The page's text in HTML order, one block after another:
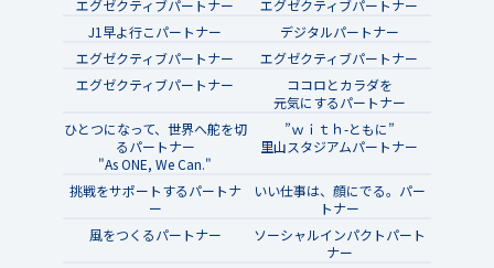
エグゼクティブパートナー
エグゼクティブパートナー
J1早よ行こパートナー
デジタルパートナー
エグゼクティブパートナー
エグゼクティブパートナー
エグゼクティブパートナー
ココロとカラダを
元気にするパートナー
ひとつになって、世界へ舵を切
るパートナー
"As ONE, We Can."
”ｗｉｔｈ-ともに”
里山スタジアムパートナー
挑戦をサポートするパートナ
ー
いい仕事は、顔にでる。パー
トナー
風をつくるパートナー
ソーシャルインパクトパート
ナー